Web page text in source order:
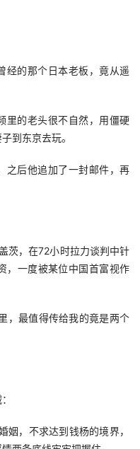
的那个日本老板，竟从遥
的老头很不自然，用僵硬
到东京去玩。
后他追加了一封邮件，再
，在72小时拉力谈判中针
，一度被某位中国首富视作
最值得传给我的竟是两个
，不求达到钱杨的境界，